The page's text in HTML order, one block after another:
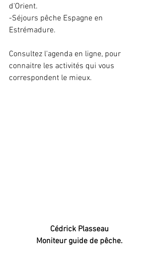
d'Orient.
-Séjours pêche Espagne en
Estrémadure.
Consultez l'agenda en ligne, pour
connaitre les activités qui vous
correspondent le mieux.
Cédrick Plasseau
Moniteur guide de pêche.